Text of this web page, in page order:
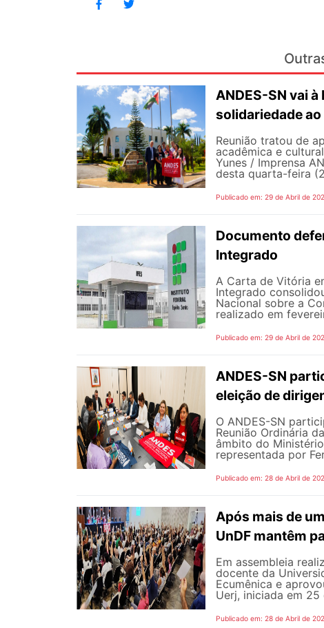
ANDES-SN vai
solidariedade
Reunião tratou de
acadêmica e
Yunes / Imprensa
desta quarta-feira
Publicado em: 29 de Abril de
Documento
Integrado
A Carta de Vitória
Integrado
Nacional sobre a
realizado em
Publicado em: 29 de Abril de
ANDES-SN
eleição de
O ANDES-SN
Reunião Ordinária
âmbito do
representada por
Publicado em: 28 de Abril de
Após mais de
UnDF mantêm
Em assembleia
docente da
Ecumênica e
Uerj, iniciada em 25
Publicado em: 28 de Abril de